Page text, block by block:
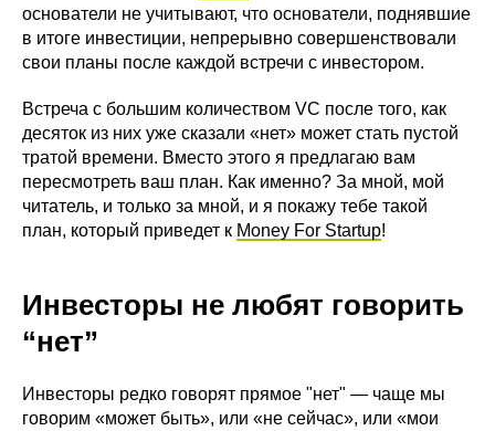
основатели не учитывают, что основатели, поднявшие
в итоге инвестиции, непрерывно совершенствовали
свои планы после каждой встречи с инвестором.
Встреча с большим количеством VC после того, как
десяток из них уже сказали «нет» может стать пустой
тратой времени. Вместо этого я предлагаю вам
пересмотреть ваш план. Как именно? За мной, мой
читатель, и только за мной, и я покажу тебе такой
план, который приведет к Money For Startup!
Инвесторы не любят говорить
“нет”
Инвесторы редко говорят прямое "нет" — чаще мы
говорим «может быть», или «не сейчас», или «мои